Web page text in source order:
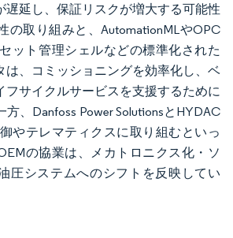
遅延し、保証リスクが増大する可能性
の取り組みと、AutomationMLやOPC
ット管理シェルなどの標準化された
は、コミッショニングを効率化し、ベ
フサイクルサービスを支援するために
、Danfoss Power SolutionsとHYDAC
やテレマティクスに取り組むといっ
の協業は、メカトロニクス化・ソ
圧システムへのシフトを反映してい